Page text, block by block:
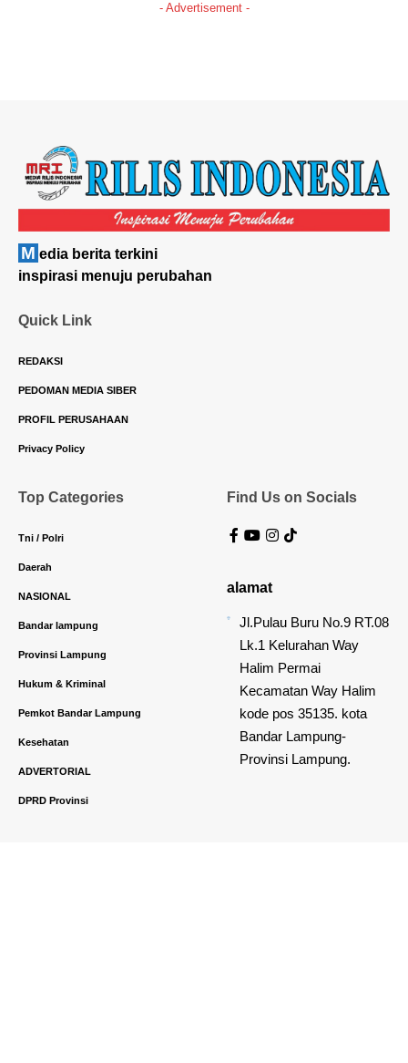
- Advertisement -
M edia berita terkini
inspirasi menuju perubahan
Quick Link
REDAKSI
PEDOMAN MEDIA SIBER
PROFIL PERUSAHAAN
Privacy Policy
Top Categories
Tni / Polri
Daerah
NASIONAL
Bandar lampung
Provinsi Lampung
Hukum & Kriminal
Pemkot Bandar Lampung
Kesehatan
ADVERTORIAL
DPRD Provinsi
Find Us on Socials
alamat
Jl.Pulau Buru No.9 RT.08
Lk.1 Kelurahan Way
Halim Permai
Kecamatan Way Halim
kode pos 35135. kota
Bandar Lampung-
Provinsi Lampung.